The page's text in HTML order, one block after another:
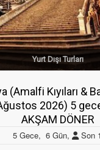
Yurt Dışı Turları
(Amalfi Kıyıları &
2026) 5
AKŞAM DÖNER
5 Gece, 6 Gün, Son